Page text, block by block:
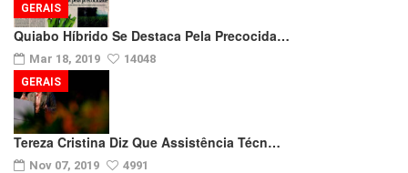
Quiabo Híbrido Se Destaca Pela Precocida…
Mar 18, 2019 14048
GERAIS
Tereza Cristina Diz Que Assistência Técn…
Nov 07, 2019 4991
GERAIS